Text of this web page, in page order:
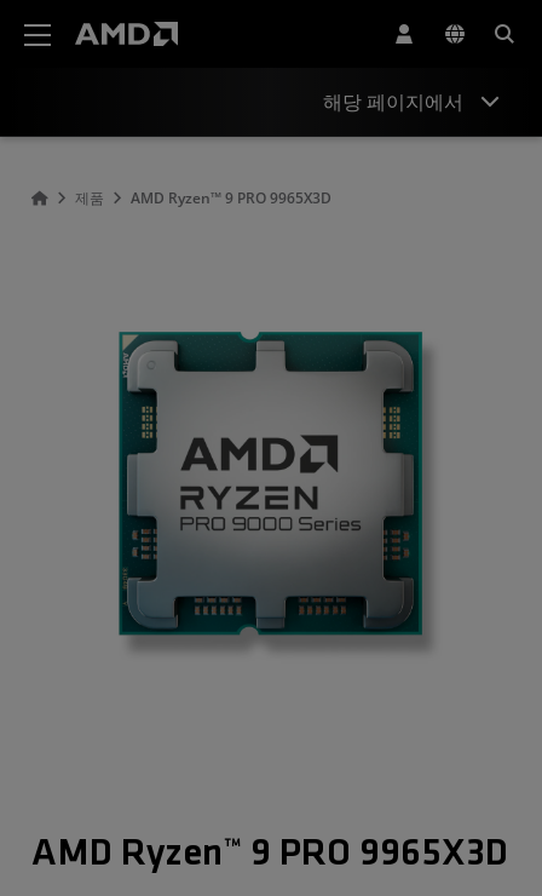
해당 페이지에서
제품 AMD Ryzen™ 9 PRO 9965X3D
AMD Ryzen™ 9 PRO 9965X3D